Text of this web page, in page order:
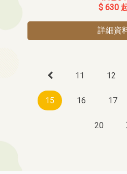
$ 630
詳細資
11 12
15 16 17
20